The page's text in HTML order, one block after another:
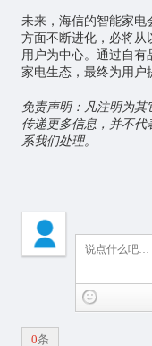
未来，海信的智能家电
方面不断进化，必将从
用户为中心。通过自
家电生态，最终为用户
免责声明：凡注明为
传递更多信息，并不
系我们处理。
0条